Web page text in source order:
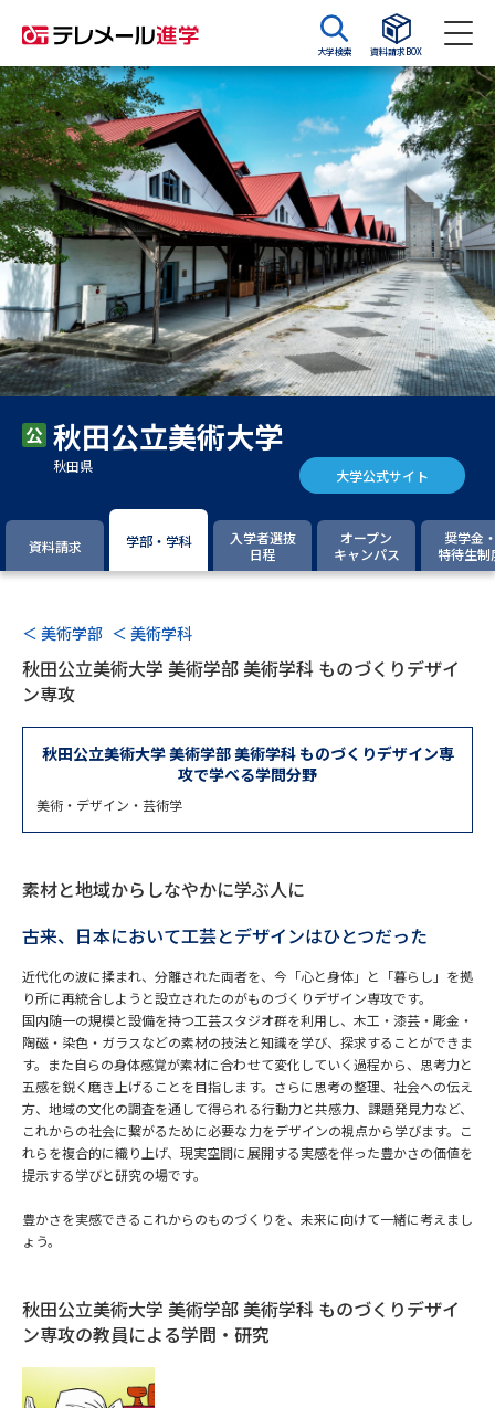
大学検索 資料請求BOX
資料請求 資料検索
大学・短大の資料種類から請求
大学パンフ 学部・学科パンフ
総合型選抜・学校推薦型選抜 募
集要項＆願書
大学入学共通テスト利用選抜の
募集要項＆願書
過去問題集
大学・短大以外の資料から請求
大学院の資料請求
留学・進学関連、塾・予備校
大学入学共通テスト「受験案
内」の請求
配慮案内」の請求
幼稚園教員資格認定試験 小学校教員資格認定試験
高等学校（情報）教員資格認定
試験
大学研究 大学検索
新増設大学・学部・学科特集
国際・グローバルに強い大学特
集
データサイエンス特集 奨学金・特待生制度特集
デジタルパンフレット 進路の３択
新学年スタート号特集ページ
（高3生用）
新学年スタート号特集ページ
（高2生用）
SELFBRAND特集ページ
オープンキャンパス検索 実施プログラムから探す
来場型・Web型イベント特集
秋田公立美術大学
秋田県 大学公式サイト
資料請求 学部・学科
入学者選抜
日程
オープン
キャンパス
奨学金
特待生制
＜ 美術学部 ＜ 美術学科
秋田公立美術大学 美術学部 美術学科 ものづくりデザイ
ン専攻
秋田公立美術大学 美術学部 美術学科 ものづくりデザイン専
攻で学べる学問分野
美術・デザイン・芸術学
素材と地域からしなやかに学ぶ人に
古来、日本において工芸とデザインはひとつだった
近代化の波に揉まれ、分離された両者を、今「心と身体」と「暮らし」を拠
り所に再統合しようと設立されたのがものづくりデザイン専攻です。
国内随一の規模と設備を持つ工芸スタジオ群を利用し、木工・漆芸・彫金・
陶磁・染色・ガラスなどの素材の技法と知識を学び、探求することができま
す。また自らの身体感覚が素材に合わせて変化していく過程から、思考力と
五感を鋭く磨き上げることを目指します。さらに思考の整理、社会への伝え
方、地域の文化の調査を通して得られる行動力と共感力、課題発見力など、
これからの社会に繋がるために必要な力をデザインの視点から学びます。こ
れらを複合的に織り上げ、現実空間に展開する実感を伴った豊かさの価値を
提示する学びと研究の場です。
豊かさを実感できるこれからのものづくりを、未来に向けて一緒に考えまし
ょう。
秋田公立美術大学 美術学部 美術学科 ものづくりデザイ
ン専攻の教員による学問・研究